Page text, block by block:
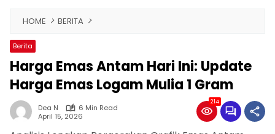
HOME BERITA
Berita
Harga Emas Antam Hari Ini: Update
Harga Emas Logam Mulia 1 Gram
Dea N
6 Min Read
April 15, 2026
214